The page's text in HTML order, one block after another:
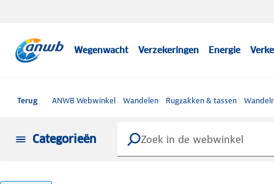
Wegenwacht Verzekeringen Energie
Terug ANWB Webwinkel Wandelen Rugzakken & tassen
Categorieën